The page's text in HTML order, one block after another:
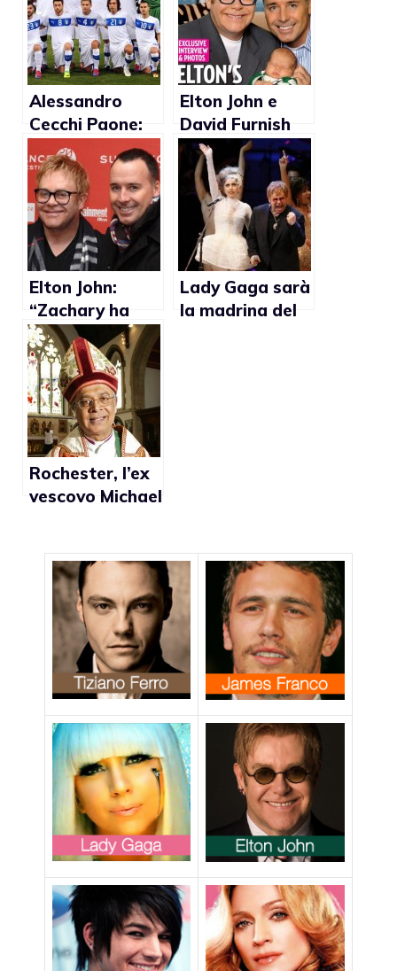
Alessandro
Cecchi Paone:
“Due omosex,
un bisex e tre
metrosexual in
Nazionale”
Elton John e
David Furnish
Migliori papà
del 2011?
Elton John:
“Zachary ha
unito me e
David in una
maniera
incredibile”
Lady Gaga sarà
la madrina del
Rochester, l’ex
vescovo Michael
figlio di Elton
John è a rischio”